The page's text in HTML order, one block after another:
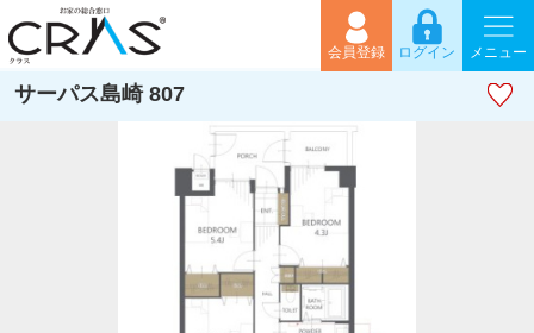
会員登録 ログイン メニュー
サーパス島崎 807